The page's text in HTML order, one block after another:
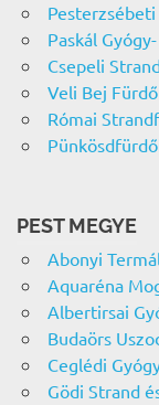
Paskál
Csepeli
Veli Bej Fürdő
Római
PEST MEGYE
Abonyi
Aquaréna
Albertirsai
Budaörs
Ceglédi
Gödi Strand